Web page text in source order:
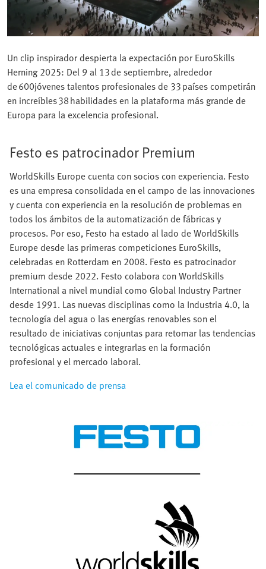
Un clip inspirador despierta la expectación por EuroSkills
Herning 2025: Del 9 al 13 de septiembre, alrededor
de 600jóvenes talentos profesionales de 33 países competirán
en increíbles 38 habilidades en la plataforma más grande de
Europa para la excelencia profesional.
Festo es patrocinador Premium
WorldSkills Europe cuenta con socios con experiencia. Festo
es una empresa consolidada en el campo de las innovaciones
y cuenta con experiencia en la resolución de problemas en
todos los ámbitos de la automatización de fábricas y
procesos. Por eso, Festo ha estado al lado de WorldSkills
Europe desde las primeras competiciones EuroSkills,
celebradas en Rotterdam en 2008. Festo es patrocinador
premium desde 2022. Festo colabora con WorldSkills
International a nivel mundial como Global Industry Partner
desde 1991. Las nuevas disciplinas como la Industria 4.0, la
tecnología del agua o las energías renovables son el
resultado de iniciativas conjuntas para retomar las tendencias
tecnológicas actuales e integrarlas en la formación
profesional y el mercado laboral.
Lea el comunicado de prensa